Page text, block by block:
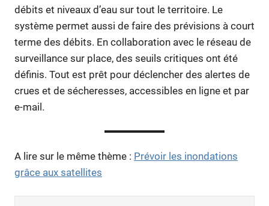
débits et niveaux d’eau sur tout le territoire. Le
système permet aussi de faire des prévisions à court
terme des débits. En collaboration avec le réseau de
surveillance sur place, des seuils critiques ont été
définis. Tout est prêt pour déclencher des alertes de
crues et de sécheresses, accessibles en ligne et par
e-mail.
A lire sur le même thème : Prévoir les inondations
grâce aux satellites